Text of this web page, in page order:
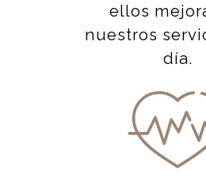
ellos
nuestros
día.